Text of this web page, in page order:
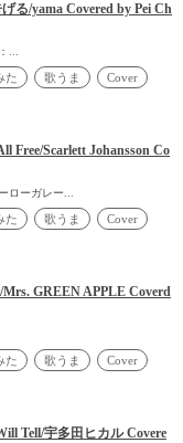
る/yama Covered by Pei Ch
...
た 歌うま Cover
Free/Scarlett Johansson Co
ローガレー...
た 歌うま Cover
Mrs. GREEN APPLE Coverd
た 歌うま Cover
Tell/宇多田ヒカル Covere